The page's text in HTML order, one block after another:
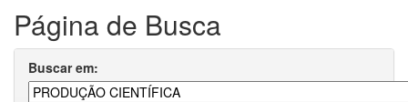
Página de Busca
Buscar em: